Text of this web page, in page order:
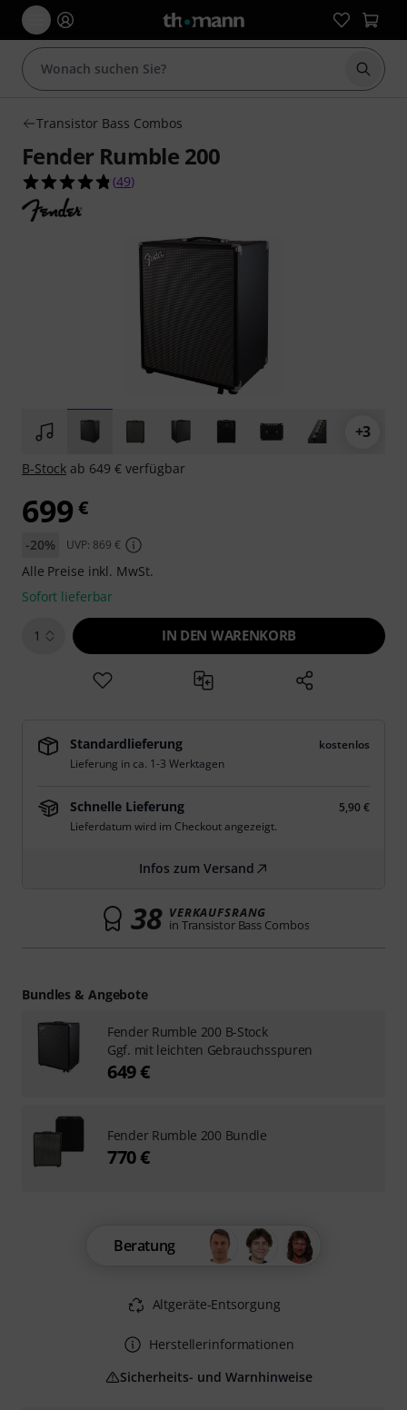
Suche
Transistor Bass Combos
Fender Rumble 200
4.8 von 5 Sternen aus 49 Kundenbewertungen
(49)
+3
B-Stock ab 649 € verfügbar
699 €
-20% UVP: 869 €
Alle Preise inkl. MwSt.
Sofort lieferbar
1 IN DEN WARENKORB
Standardlieferung
kostenlos
Lieferung in ca. 1-3 Werktagen
Schnelle Lieferung
5,90 €
Lieferdatum wird im Checkout angezeigt.
Infos zum Versand
38 VERKAUFSRANG
in Transistor Bass Combos
Beratung
Altgeräte-Entsorgung
Herstellerinformationen
Sicherheits- und Warnhinweise
Bundles & Angebote
Fender Rumble 200 B-Stock
Ggf. mit leichten Gebrauchsspuren
649 €
Fender Rumble 200 Bundle
770 €